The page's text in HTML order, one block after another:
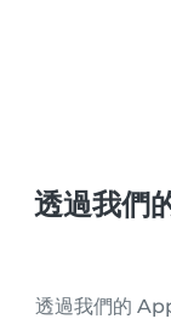
透過我們
透過我們的